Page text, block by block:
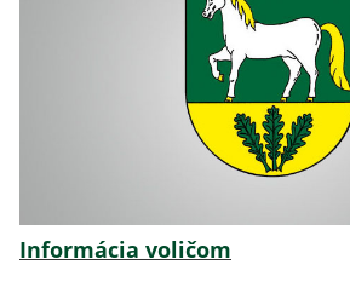
Informácia voličom